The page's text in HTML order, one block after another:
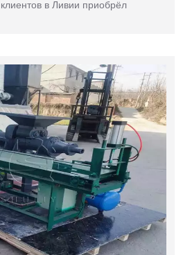
в Ливии приобрёл